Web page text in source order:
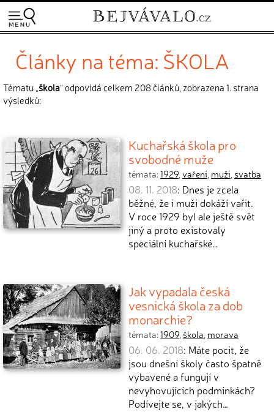
Články na téma: ŠKOLA
Tématu „škola“ odpovídá celkem 208 článků, zobrazena 1. strana
výsledků:
Kuchařská škola pro
svobodné muže
témata:1929,vaření, muži, svatba
08. 11. 2018: Dnes je zcela
běžné, že i muži dokáží vařit.
V roce 1929 byl ale ještě svět
jiný a proto existovaly
speciální kuchařské…
Jak vypadala česká
vesnická škola za dob
monarchie?
témata:1909, škola, morava
06. 06. 2018: Máte pocit, že
jsou dnešní školy často špatně
vybavené a fungují v
nevyhovujících podmínkách?
Podívejte se, v jakých…